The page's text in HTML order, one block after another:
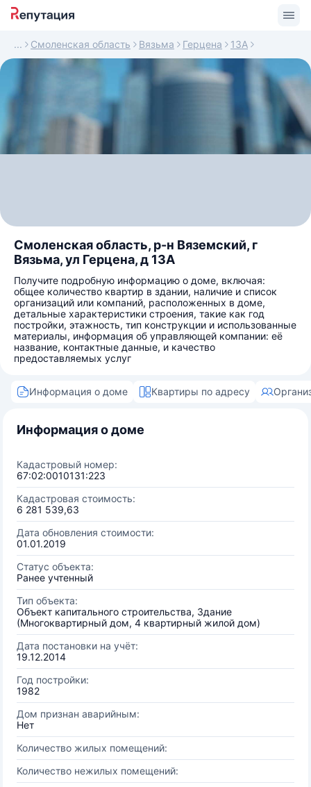
Смоленская область Вязьма Герцена 13А
Смоленская область, р-н Вяземский, г
Вязьма, ул Герцена, д 13А
Получите подробную информацию о доме, включая:
общее количество квартир в здании, наличие и список
организаций или компаний, расположенных в доме,
детальные характеристики строения, такие как год
постройки, этажность, тип конструкции и использованные
материалы, информация об управляющей компании: её
название, контактные данные, и качество
предоставляемых услуг
Информация о доме Квартиры по адресу
Информация о доме
Кадастровый номер:
67:02:0010131:223
Кадастровая стоимость:
6 281 539,63
Дата обновления стоимости:
01.01.2019
Статус объекта:
Ранее учтенный
Тип объекта:
Объект капитального строительства, Здание
(Многоквартирный дом, 4 квартирный жилой дом)
Дата постановки на учёт:
19.12.2014
Год постройки:
1982
Дом признан аварийным:
Нет
Количество жилых помещений:
Количество нежилых помещений: